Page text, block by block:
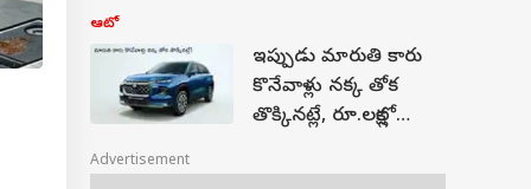
ఆటో
ఇప్పుడు మారుతి కారు
కొనేవాళ్లు నక్క తోక
తొక్కినట్లే, రూ.లక్షల్లో
Advertisement